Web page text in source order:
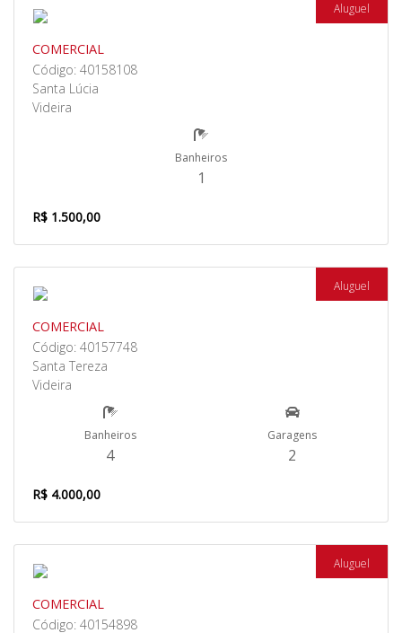
Aluguel
COMERCIAL
Código: 40158108
Santa Lúcia
Videira
Banheiros
1
R$ 1.500,00
Aluguel
COMERCIAL
Código: 40157748
Santa Tereza
Videira
Banheiros
4
Garagens
2
R$ 4.000,00
Aluguel
COMERCIAL
Código: 40154898